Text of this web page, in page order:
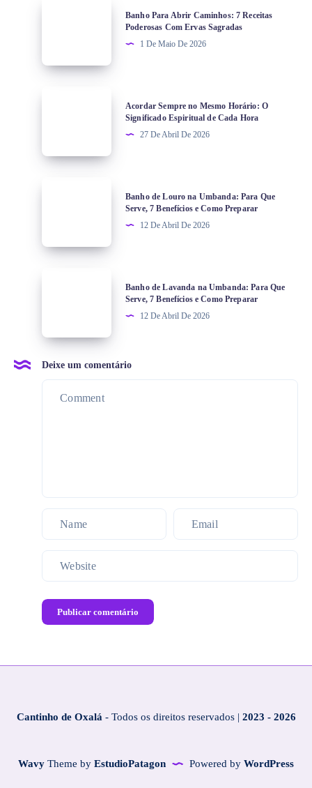
Banho Para Abrir Caminhos: 7 Receitas
Poderosas Com Ervas Sagradas
1 De Maio De 2026
Acordar Sempre no Mesmo Horário: O
Significado Espiritual de Cada Hora
27 De Abril De 2026
Banho de Louro na Umbanda: Para Que
Serve, 7 Benefícios e Como Preparar
12 De Abril De 2026
Banho de Lavanda na Umbanda: Para Que
Serve, 7 Benefícios e Como Preparar
12 De Abril De 2026
Deixe um comentário
Publicar comentário
Cantinho de Oxalá - Todos os direitos reservados | 2023 - 2026
Wavy Theme by EstudioPatagon Powered by WordPress